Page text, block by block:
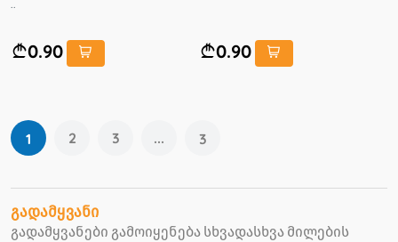
0.90 0.90
1 2 3 ... 3
გადამყვანი
გადამყვანები გამოიყენება სხვადასხვა მილების